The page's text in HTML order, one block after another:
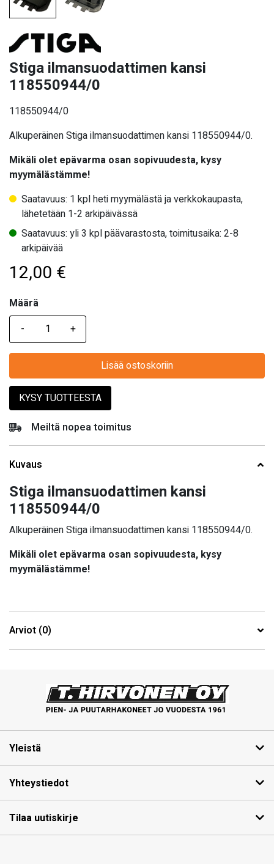
Stiga ilmansuodattimen kansi
118550944/0
118550944/0
Alkuperäinen Stiga ilmansuodattimen kansi 118550944/0.
Mikäli olet epävarma osan sopivuudesta, kysy
myymälästämme!
Saatavuus: 1 kpl heti myymälästä ja verkkokaupasta,
lähetetään 1-2 arkipäivässä
Saatavuus: yli 3 kpl päävarastosta, toimitusaika: 2-8
arkipäivää
12,00 €
Määrä
Määrä
Lisää ostoskoriin
KYSY TUOTTEESTA
Meiltä nopea toimitus
Kuvaus
Stiga ilmansuodattimen kansi
118550944/0
Alkuperäinen Stiga ilmansuodattimen kansi 118550944/0.
Mikäli olet epävarma osan sopivuudesta, kysy
myymälästämme!
Arviot (0)
Yleistä
Yhteystiedot
Tilaa uutiskirje